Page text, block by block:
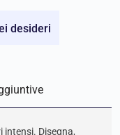
desideri
intensi. Disegna,